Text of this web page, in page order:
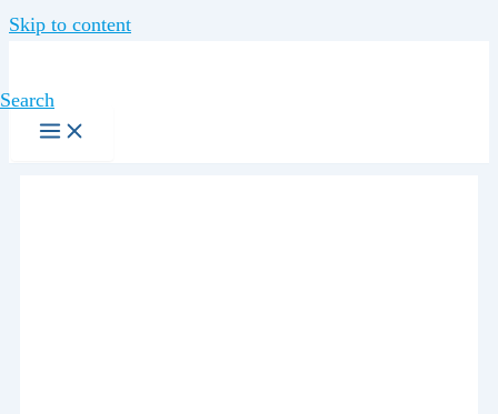
Skip to content
Search